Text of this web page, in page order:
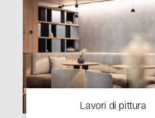
Lavori di pittura